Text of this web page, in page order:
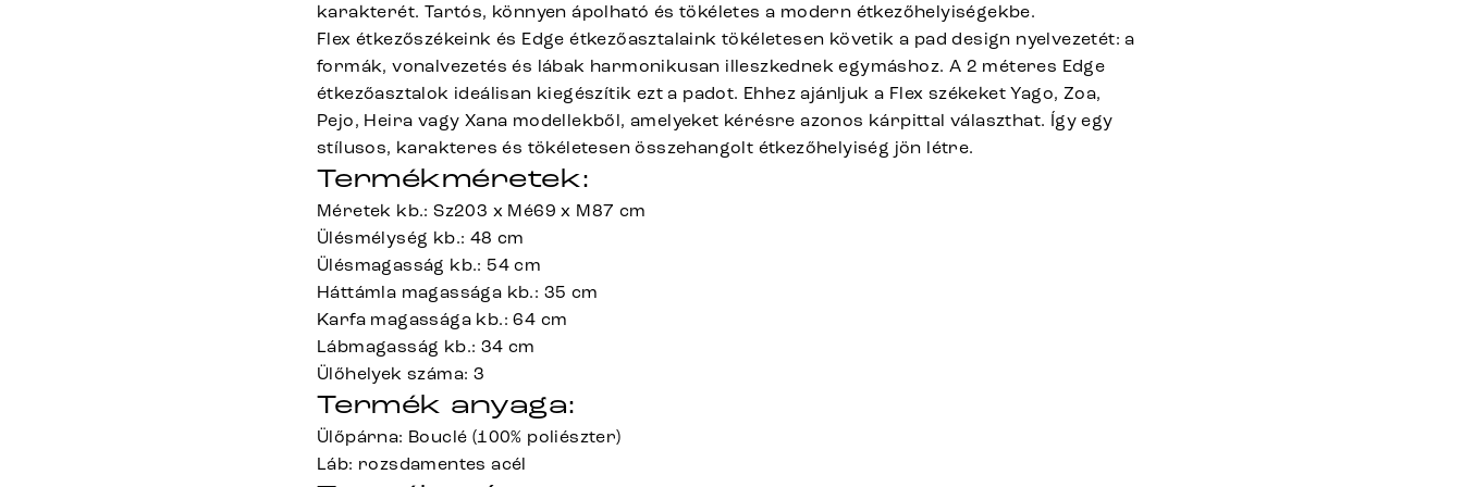
karakterét. Tartós, könnyen ápolható és tökéletes a modern étkezőhelyiségekbe.
Flex étkezőszékeink és Edge étkezőasztalaink tökéletesen követik a pad design nyelvezetét: a
formák, vonalvezetés és lábak harmonikusan illeszkednek egymáshoz. A 2 méteres Edge
étkezőasztalok ideálisan kiegészítik ezt a padot. Ehhez ajánljuk a Flex székeket Yago, Zoa,
Pejo, Heira vagy Xana modellekből, amelyeket kérésre azonos kárpittal választhat. Így egy
stílusos, karakteres és tökéletesen összehangolt étkezőhelyiség jön létre.
Termékméretek:
Méretek kb.: Sz203 x Mé69 x M87 cm
Ülésmélység kb.: 48 cm
Ülésmagasság kb.: 54 cm
Háttámla magassága kb.: 35 cm
Karfa magassága kb.: 64 cm
Lábmagasság kb.: 34 cm
Ülőhelyek száma: 3
Termék anyaga:
Ülőpárna: Bouclé (100% poliészter)
Láb: rozsdamentes acél